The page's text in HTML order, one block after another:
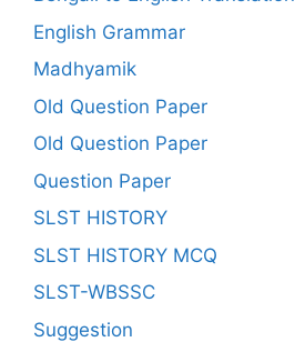
English Grammar
Madhyamik
Old Question Paper
Old Question Paper
Question Paper
SLST HISTORY
SLST HISTORY MCQ
SLST-WBSSC
Suggestion